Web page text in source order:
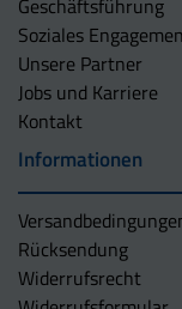
Geschäftsführung
Soziales
Unsere Partner
Jobs und Karriere
Kontakt
Informationen
Rücksendung
Widerrufsrecht